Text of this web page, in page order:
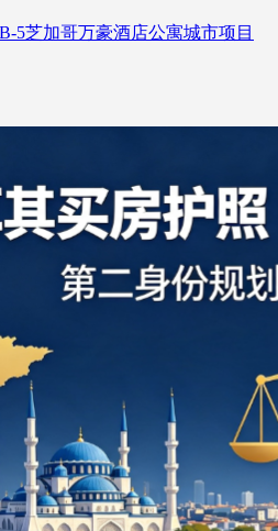
5芝加哥万豪酒店公寓城市项目